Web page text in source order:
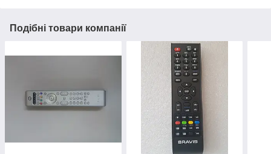
Подібні товари компанії